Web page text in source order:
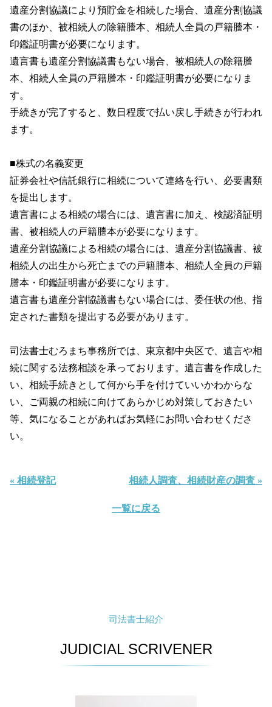
遺産分割協議により預貯金を相続した場合、遺産分割協議
書のほか、被相続人の除籍謄本、相続人全員の戸籍謄本・
印鑑証明書が必要になります。
遺言書も遺産分割協議書もない場合、被相続人の除籍謄
本、相続人全員の戸籍謄本・印鑑証明書が必要になりま
す。
手続きが完了すると、数日程度で払い戻し手続きが行われ
ます。
■株式の名義変更
証券会社や信託銀行に相続について連絡を行い、必要書類
を提出します。
遺言書による相続の場合には、遺言書に加え、検認済証明
書、被相続人の戸籍謄本が必要になります。
遺産分割協議による相続の場合には、遺産分割協議書、被
相続人の出生から死亡までの戸籍謄本、相続人全員の戸籍
謄本・印鑑証明書が必要になります。
遺言書も遺産分割協議書もない場合には、委任状の他、指
定された書類を提出する必要があります。
司法書士むろまち事務所では、東京都中央区で、遺言や相
続に関する法務相談を承っております。遺言書を作成した
い、相続手続きとして何から手を付けていいかわからな
い、ご両親の相続に向けてあらかじめ対策しておきたい
等、気になることがあればお気軽にお問い合わせくださ
い。
« 相続登記 相続人調査、相続財産の調査 »
一覧に戻る
司法書士紹介
JUDICIAL SCRIVENER